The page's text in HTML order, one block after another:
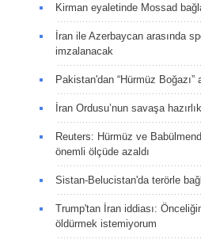
Kirman eyaletinde Mossad
İran ile Azerbaycan arasında
imzalanacak
Pakistan'dan “Hürmüz Boğazı”
İran Ordusu’nun savaşa
Reuters: Hürmüz ve
önemli ölçüde azaldı
Sistan-Belucistan'da terörle
Trump'tan İran iddiası:
öldürmek istemiyorum